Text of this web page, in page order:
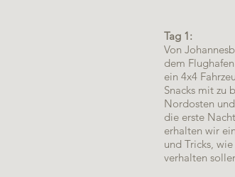
Tag 1:
Von
dem
ein 4x4
Snacks mit zu
Nordosten
die erste
erhalten wir
und Tricks,
verhalten